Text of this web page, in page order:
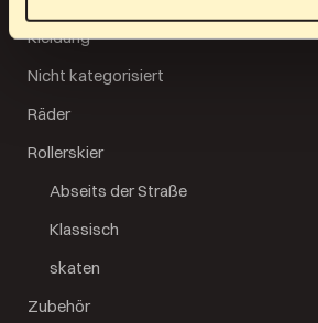
Kleidung
Nicht kategorisiert
Räder
Rollerskier
Abseits der Straße
Klassisch
skaten
Zubehör